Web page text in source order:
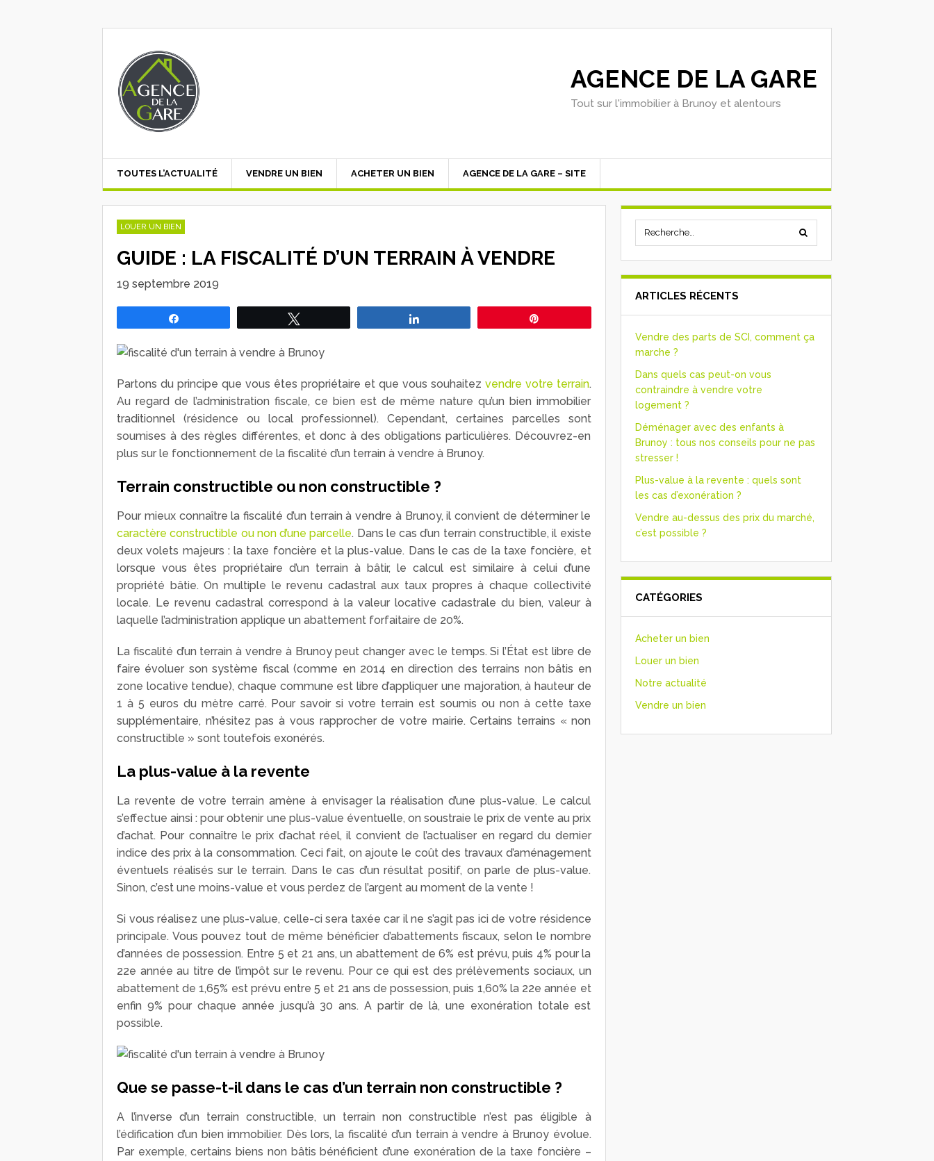
AGENCE DE LA GARE
Tout sur l'immobilier à Brunoy et alentours
TOUTES L’ACTUALITÉ VENDRE UN BIEN ACHETER UN BIEN AGENCE DE LA GARE – SITE
LOUER UN BIEN
GUIDE : LA FISCALITÉ D’UN TERRAIN À VENDRE
19 septembre 2019
Partons du principe que vous êtes propriétaire et que vous souhaitez vendre votre terrain.
Au regard de l’administration fiscale, ce bien est de même nature qu’un bien immobilier
traditionnel (résidence ou local professionnel). Cependant, certaines parcelles sont
soumises à des règles différentes, et donc à des obligations particulières. Découvrez-en
plus sur le fonctionnement de la fiscalité d’un terrain à vendre à Brunoy.
Terrain constructible ou non constructible ?
Pour mieux connaître la fiscalité d’un terrain à vendre à Brunoy, il convient de déterminer le
caractère constructible ou non d’une parcelle. Dans le cas d’un terrain constructible, il existe
deux volets majeurs : la taxe foncière et la plus-value. Dans le cas de la taxe foncière, et
lorsque vous êtes propriétaire d’un terrain à bâtir, le calcul est similaire à celui d’une
propriété bâtie. On multiple le revenu cadastral aux taux propres à chaque collectivité
locale. Le revenu cadastral correspond à la valeur locative cadastrale du bien, valeur à
laquelle l’administration applique un abattement forfaitaire de 20%.
La fiscalité d’un terrain à vendre à Brunoy peut changer avec le temps. Si l’État est libre de
faire évoluer son système fiscal (comme en 2014 en direction des terrains non bâtis en
zone locative tendue), chaque commune est libre d’appliquer une majoration, à hauteur de
1 à 5 euros du mètre carré. Pour savoir si votre terrain est soumis ou non à cette taxe
supplémentaire, n’hésitez pas à vous rapprocher de votre mairie. Certains terrains « non
constructible » sont toutefois exonérés.
La plus-value à la revente
La revente de votre terrain amène à envisager la réalisation d’une plus-value. Le calcul
s’effectue ainsi : pour obtenir une plus-value éventuelle, on soustraie le prix de vente au prix
d’achat. Pour connaître le prix d’achat réel, il convient de l’actualiser en regard du dernier
indice des prix à la consommation. Ceci fait, on ajoute le coût des travaux d’aménagement
éventuels réalisés sur le terrain. Dans le cas d’un résultat positif, on parle de plus-value.
Sinon, c’est une moins-value et vous perdez de l’argent au moment de la vente !
Si vous réalisez une plus-value, celle-ci sera taxée car il ne s’agit pas ici de votre résidence
principale. Vous pouvez tout de même bénéficier d’abattements fiscaux, selon le nombre
d’années de possession. Entre 5 et 21 ans, un abattement de 6% est prévu, puis 4% pour la
22e année au titre de l’impôt sur le revenu. Pour ce qui est des prélèvements sociaux, un
abattement de 1,65% est prévu entre 5 et 21 ans de possession, puis 1,60% la 22e année et
enfin 9% pour chaque année jusqu’à 30 ans. A partir de là, une exonération totale est
possible.
Que se passe-t-il dans le cas d’un terrain non constructible ?
A l’inverse d’un terrain constructible, un terrain non constructible n’est pas éligible à
l’édification d’un bien immobilier. Dès lors, la fiscalité d’un terrain à vendre à Brunoy évolue.
Par exemple, certains biens non bâtis bénéficient d’une exonération de la taxe foncière –
ARTICLES RÉCENTS
Vendre des parts de SCI, comment ça
marche ?
Dans quels cas peut-on vous
contraindre à vendre votre
logement ?
Déménager avec des enfants à
Brunoy : tous nos conseils pour ne pas
stresser !
Plus-value à la revente : quels sont
les cas d’exonération ?
Vendre au-dessus des prix du marché,
c’est possible ?
CATÉGORIES
Acheter un bien
Louer un bien
Notre actualité
Vendre un bien